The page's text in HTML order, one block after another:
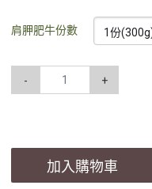
肩胛肥牛份數
- +
加入購物車